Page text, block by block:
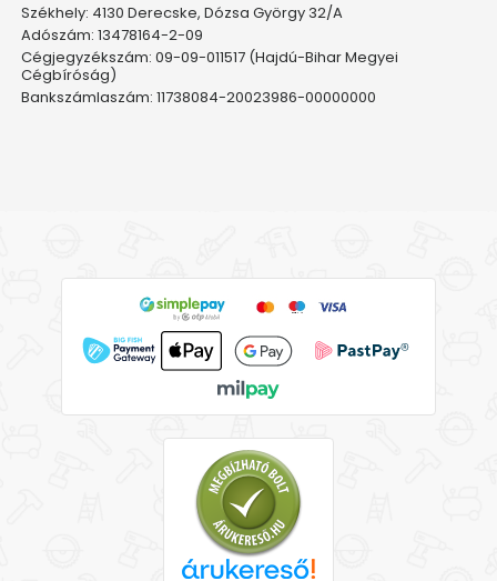
Székhely: 4130 Derecske, Dózsa György 32/A
Adószám: 13478164-2-09
Cégjegyzékszám: 09-09-011517 (Hajdú-Bihar Megyei
Cégbíróság)
Bankszámlaszám: 11738084-20023986-00000000